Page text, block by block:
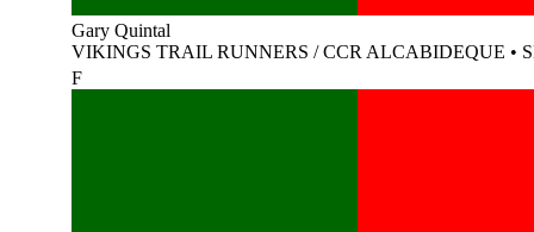
Gary Quintal
VIKINGS TRAIL RUNNERS / CCR ALCABIDEQUE •
F